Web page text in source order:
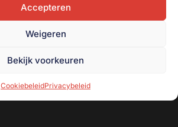
Accepteren
Weigeren
Bekijk voorkeuren
CookiebeleidPrivacybeleid
Toevoegen aan